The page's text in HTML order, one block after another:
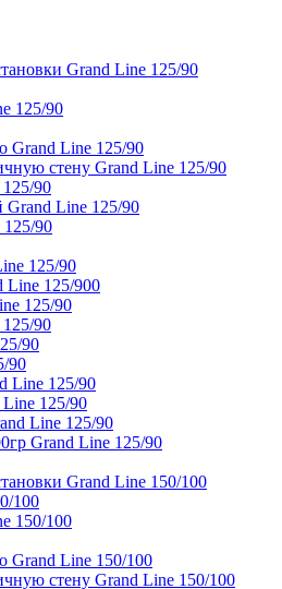
Grand Line 125/90
125/90
Grand Line 125/90
стену Grand Line 125/90
90
Line 125/90
90
125/90
Line 125/900
125/90
90
90
90
Line 125/90
125/90
Line 125/90
Grand Line 125/90
Grand Line 150/100
100
150/100
Grand Line 150/100
стену Grand Line 150/100